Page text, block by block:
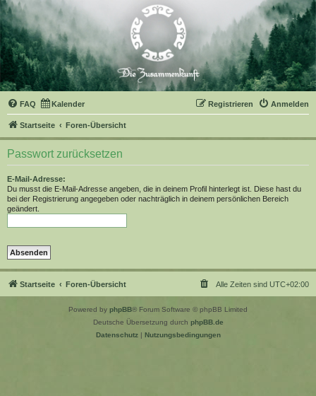
FAQ Kalender Anmelden
Registrieren
Startseite Foren-Übersicht
Passwort zurücksetzen
E-Mail-Adresse:
Du musst die E-Mail-Adresse angeben, die in deinem Profil hinterlegt ist. Diese hast du
bei der Registrierung angegeben oder nachträglich in deinem persönlichen Bereich
geändert.
Startseite Foren-Übersicht Alle Zeiten sind UTC+02:00
Powered by phpBB® Forum Software © phpBB Limited
Deutsche Übersetzung durch phpBB.de
Datenschutz| Nutzungsbedingungen